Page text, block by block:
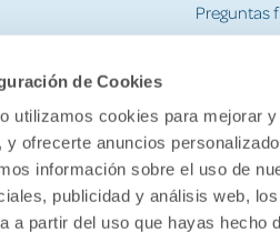
de Cookies
utilizamos cookies para mejorar
y ofrecerte anuncios
información sobre el uso de
publicidad y análisis web,
a partir del uso que hayas
Preguntas